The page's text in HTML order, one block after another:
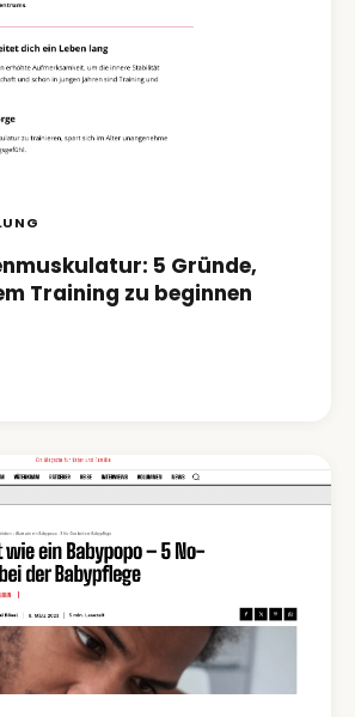
5 Gründe,
Training zu beginnen